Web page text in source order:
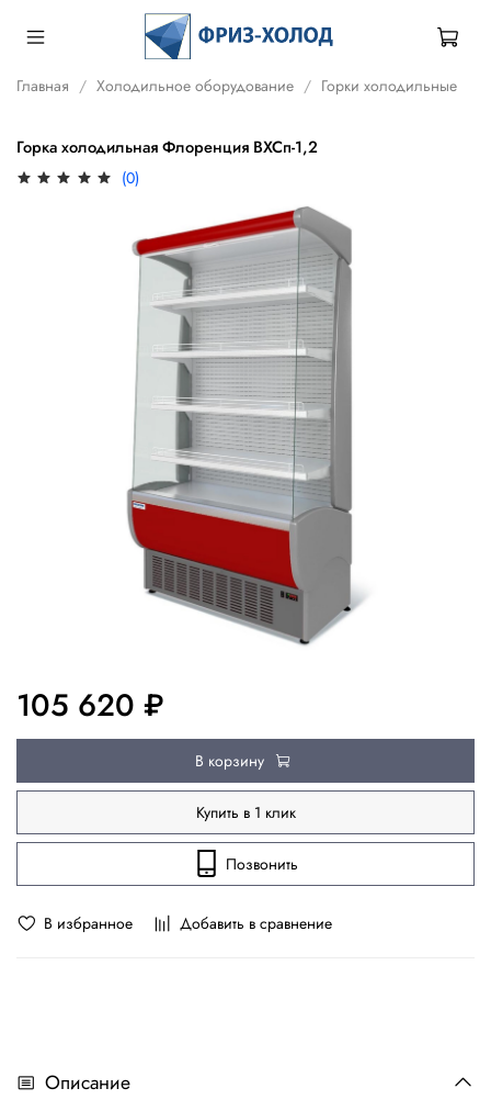
Главная Холодильное оборудование Горки холодильные
Горка холодильная Флоренция ВХСп-1,2
(0)
В избранное Добавить в сравнение
105 620 ₽
В корзину
Купить в 1 клик
Позвонить
Описание